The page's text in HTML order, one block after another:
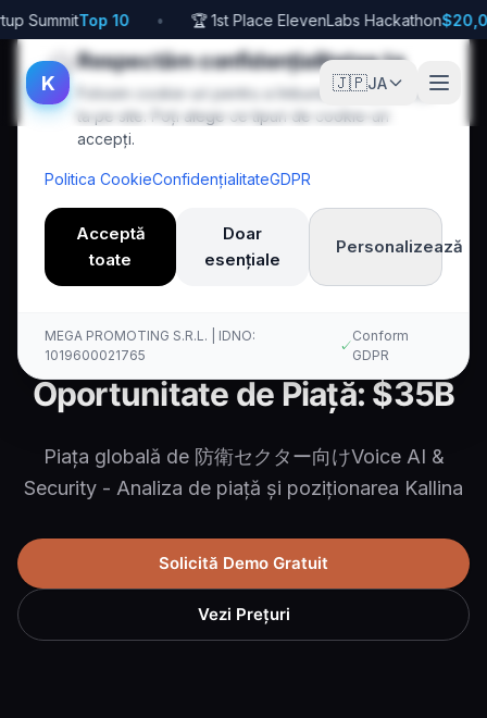
🍪Respectăm confidențialitatea ta
Folosim cookie-uri pentru a îmbunătăți experiența
ta pe site. Poți alege ce tipuri de cookie-uri
accepți.
Politica CookieConfidențialitateGDPR
Acceptă
toate
Doar
esențiale
Personalizează
MEGA PROMOTING S.R.L. | IDNO:
1019600021765
✓
Conform
GDPR
SummitTop 10 • 🏆 1st Place ElevenLabs Hackathon
K 🇯🇵JA
Defense Market Opportunity
Kallina Voice AI
Oportunitate de Piață: $35B
Piața globală de 防衛セクター向けVoice AI &
Security - Analiza de piață și poziționarea Kallina
Solicită Demo Gratuit
Vezi Prețuri